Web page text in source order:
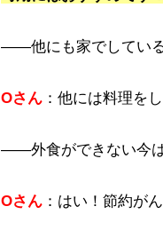
――他にも家でしてい
Oさん ：他には料理を
――外食ができない今は
Oさん ：はい！節約が